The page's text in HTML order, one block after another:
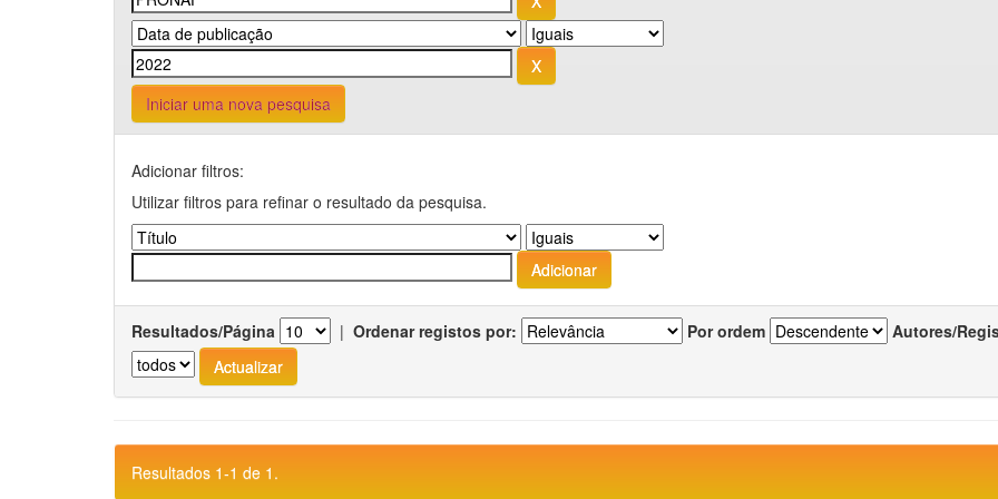
Iniciar uma nova pesquisa
Adicionar filtros:
Utilizar filtros para refinar o resultado da pesquisa.
Resultados/Página | Ordenar registos por: Por ordem Autores/
Resultados 1-1 de 1.